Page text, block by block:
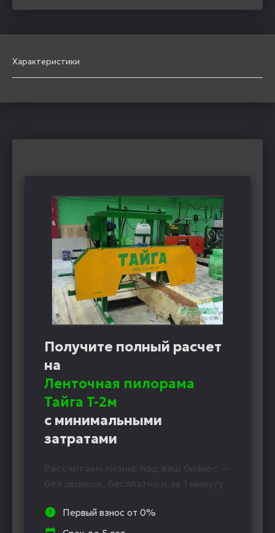
Характеристики
Получите полный расчет
на
Ленточная пилорама
Тайга T-2м
с минимальными
затратами
Рассчитаем лизинг под ваш бизнес —
без звонков, бесплатно и за 1 минуту
Первый взнос от 0%